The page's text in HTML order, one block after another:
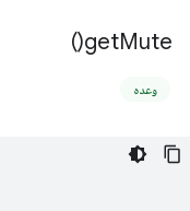
getMute(
)
وعده